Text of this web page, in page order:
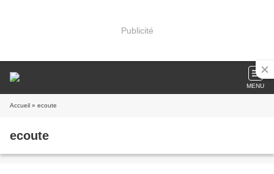
Publicité
MENU
Accueil » ecoute
ecoute